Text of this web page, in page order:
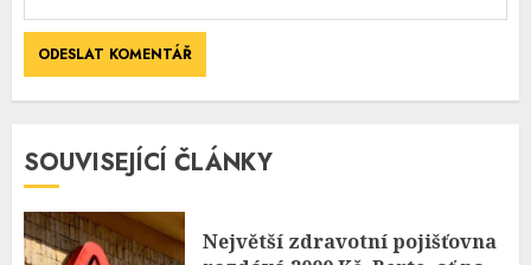
SOUVISEJÍCÍ ČLÁNKY
Největší zdravotní pojišťovna